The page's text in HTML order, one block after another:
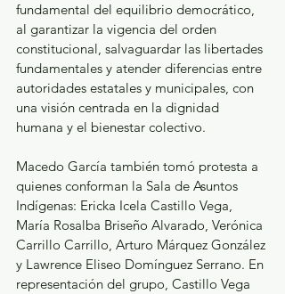
fundamental del equilibrio democrático,
al garantizar la vigencia del orden
constitucional, salvaguardar las libertades
fundamentales y atender diferencias entre
autoridades estatales y municipales, con
una visión centrada en la dignidad
humana y el bienestar colectivo.
Macedo García también tomó protesta a
quienes conforman la Sala de Asuntos
Indígenas: Ericka Icela Castillo Vega,
María Rosalba Briseño Alvarado, Verónica
Carrillo Carrillo, Arturo Márquez González
y Lawrence Eliseo Domínguez Serrano. En
representación del grupo, Castillo Vega